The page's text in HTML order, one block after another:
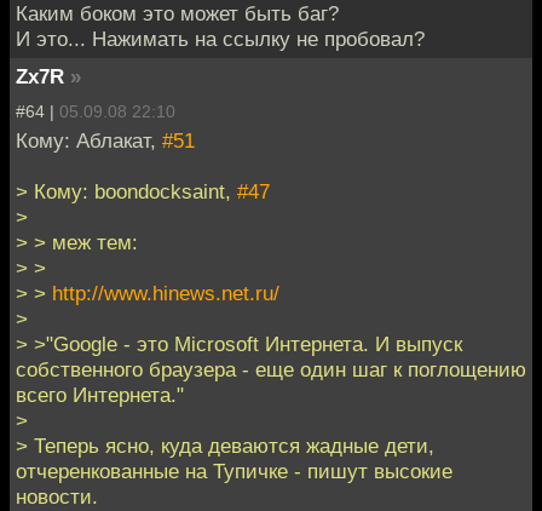
Каким боком это может быть баг?
И это... Нажимать на ссылку не пробовал?
Zx7R »
#64 | 05.09.08 22:10
Кому: Аблакат, #51
> Кому: boondocksaint, #47
>
> > меж тем:
> >
> > http://www.hinews.net.ru/
>
> >"Google - это Microsoft Интернета. И выпуск
собственного браузера - еще один шаг к поглощению
всего Интернета."
>
> Теперь ясно, куда деваются жадные дети,
отчеренкованные на Тупичке - пишут высокие
новости.